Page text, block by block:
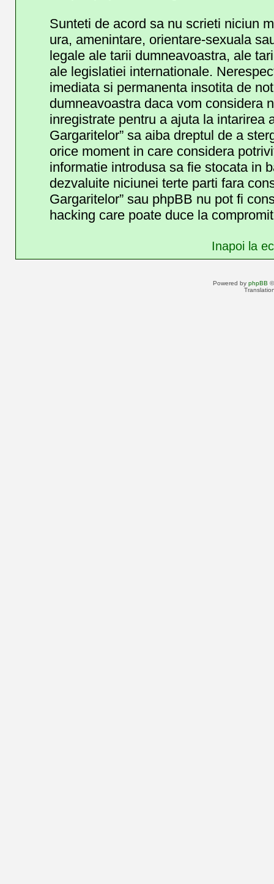
Sunteti de acord sa nu scrieti niciun
ura, amenintare, orientare-sexuala
legale ale tarii dumneavoastra, ale
ale legislatiei internationale.
imediata si permanenta insotita de
dumneavoastra daca vom considera
inregistrate pentru a ajuta la intarirea
Gargaritelor” sa aiba dreptul de a
orice moment in care considera
informatie introdusa sa fie stocata in
dezvaluite niciunei terte parti fara
Gargaritelor” sau phpBB nu pot fi
hacking care poate duce la
Inapoi la
Powered by phpBB